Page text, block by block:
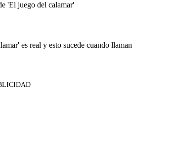
'El juego del calamar'
es real y esto sucede cuando llaman